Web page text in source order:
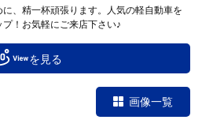
、精一杯頑張ります。人気の軽自動車を
！お気軽にご来店下さい♪
を見る
画像一覧